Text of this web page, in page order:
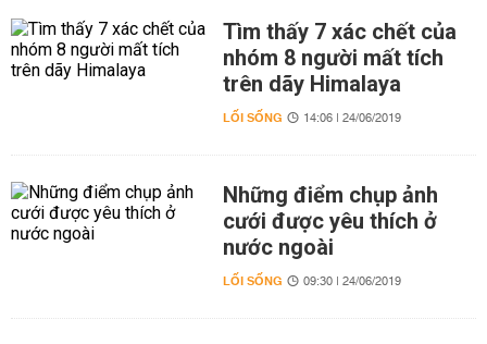
Tìm thấy 7 xác chết của
nhóm 8 người mất tích
trên dãy Himalaya
LỐI SỐNG 14:06 | 24/06/2019
Những điểm chụp ảnh
cưới được yêu thích ở
nước ngoài
LỐI SỐNG 09:30 | 24/06/2019